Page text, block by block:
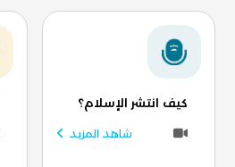
كيف انتشر الإسلام؟
شاهد المزيد